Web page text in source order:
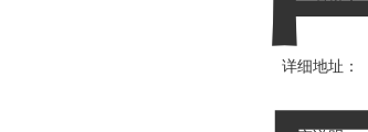
详细地址：